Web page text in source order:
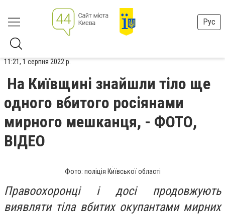
Рус
11:21, 1 серпня 2022 р.
На Київщині знайшли тіло ще
одного вбитого росіянами
мирного мешканця, - ФОТО,
ВІДЕО
Фото: поліція Київської області
Правоохоронці і досі продовжують
виявляти тіла вбитих окупантами мирних